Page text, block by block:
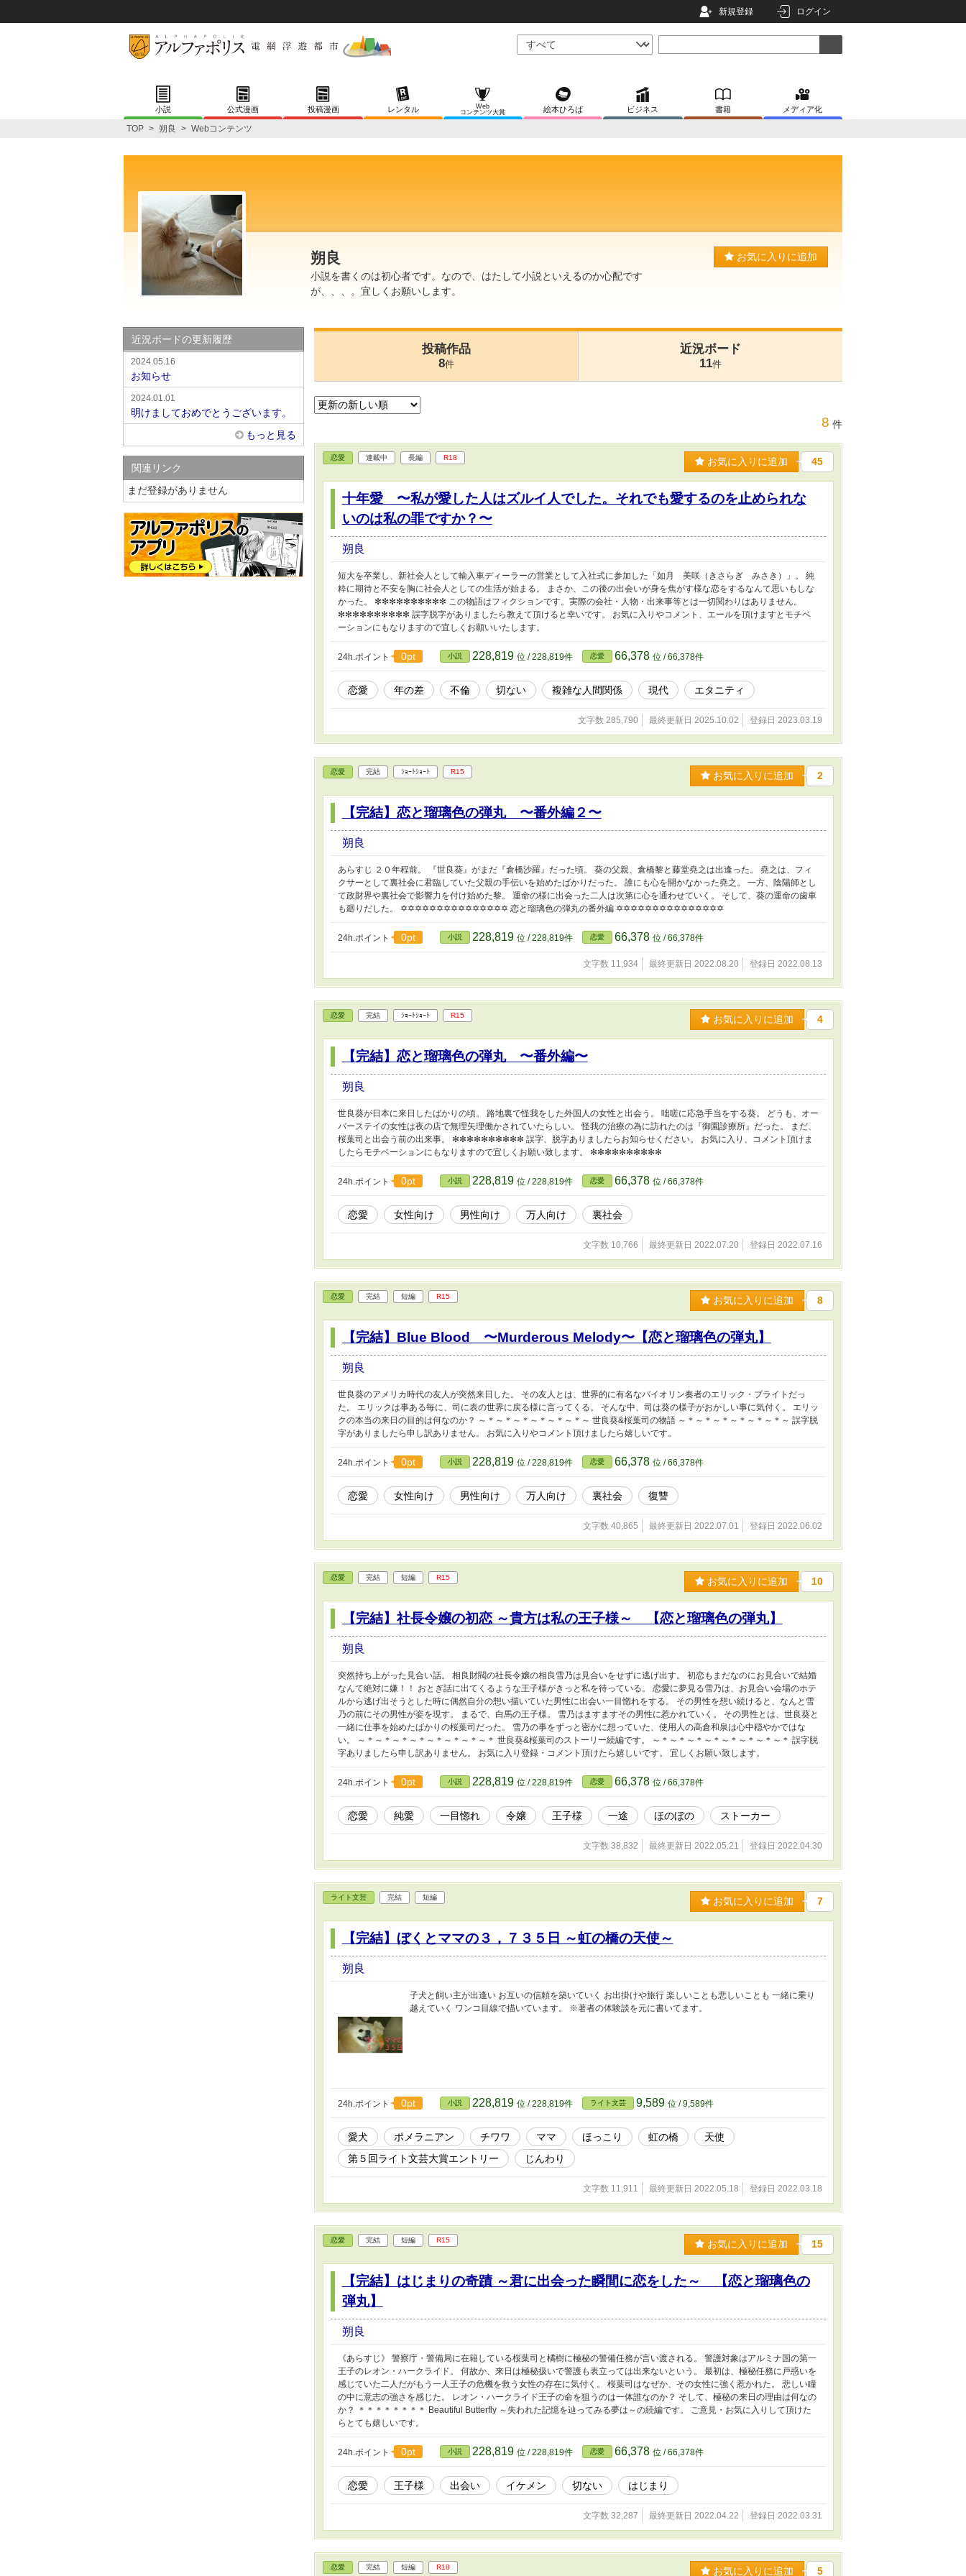
新規登録 ログイン
小説 公式漫画 投稿漫画 レンタル
Web
コンテンツ大賞
絵本ひろば ビジネス 書籍 メディア化
TOP > 朔良 > Webコンテンツ
朔良
小説を書くのは初心者です。なので、はたして小説といえるのか心配です
が、、、。宜しくお願いします。
お気に入りに追加
投稿作品
8件
近況ボード
11件
8 件
恋愛 連載中 長編 R18 お気に入りに追加 45
十年愛 〜私が愛した人はズルイ人でした。それでも愛するのを止められな
いのは私の罪ですか？〜
朔良
短大を卒業し、新社会人として輸入車ディーラーの営業として入社式に参加した「如月 美咲（きさらぎ みさき）」。 純
粋に期待と不安を胸に社会人としての生活が始まる。 まさか、この後の出会いが身を焦がす様な恋をするなんて思いもしな
かった。 ✻✻✻✻✻✻✻✻✻✻ この物語はフィクションです。実際の会社・人物・出来事等とは一切関わりはありません。
✻✻✻✻✻✻✻✻✻✻ 誤字脱字がありましたら教えて頂けると幸いです。 お気に入りやコメント、エールを頂けますとモチベ
ーションにもなりますので宜しくお願いいたします。
24h.ポイント 0pt 小説 228,819 位 / 228,819件 恋愛 66,378 位 / 66,378件
恋愛 年の差 不倫 切ない 複雑な人間関係 現代 エタニティ
文字数 285,790 最終更新日 2025.10.02 登録日 2023.03.19
恋愛 完結 ｼｮｰﾄｼｮｰﾄ R15 お気に入りに追加 2
【完結】恋と瑠璃色の弾丸 〜番外編２〜
朔良
あらすじ ２０年程前。 『世良葵』がまだ『倉橋沙羅』だった頃。 葵の父親、倉橋黎と藤堂堯之は出逢った。 堯之は、フィ
クサーとして裏社会に君臨していた父親の手伝いを始めたばかりだった。 誰にも心を開かなかった堯之。 一方、陰陽師とし
て政財界や裏社会で影響力を付け始めた黎。 運命の様に出会った二人は次第に心を通わせていく。 そして、葵の運命の歯車
も廻りだした。 ✡✡✡✡✡✡✡✡✡✡✡✡✡✡✡ 恋と瑠璃色の弾丸の番外編 ✡✡✡✡✡✡✡✡✡✡✡✡✡✡✡
24h.ポイント 0pt 小説 228,819 位 / 228,819件 恋愛 66,378 位 / 66,378件
文字数 11,934 最終更新日 2022.08.20 登録日 2022.08.13
恋愛 完結 ｼｮｰﾄｼｮｰﾄ R15 お気に入りに追加 4
【完結】恋と瑠璃色の弾丸 〜番外編〜
朔良
世良葵が日本に来日したばかりの頃。 路地裏で怪我をした外国人の女性と出会う。 咄嗟に応急手当をする葵。 どうも、オー
バーステイの女性は夜の店で無理矢理働かされていたらしい。 怪我の治療の為に訪れたのは『御園診療所』だった。 まだ、
桜葉司と出会う前の出来事。 ✻✻✻✻✻✻✻✻✻✻ 誤字、脱字ありましたらお知らせください。 お気に入り、コメント頂けま
したらモチベーションにもなりますので宜しくお願い致します。 ✻✻✻✻✻✻✻✻✻✻
24h.ポイント 0pt 小説 228,819 位 / 228,819件 恋愛 66,378 位 / 66,378件
恋愛 女性向け 男性向け 万人向け 裏社会
文字数 10,766 最終更新日 2022.07.20 登録日 2022.07.16
恋愛 完結 短編 R15 お気に入りに追加 8
【完結】Blue Blood 〜Murderous Melody〜【恋と瑠璃色の弾丸】
朔良
世良葵のアメリカ時代の友人が突然来日した。 その友人とは、世界的に有名なバイオリン奏者のエリック・ブライトだっ
た。 エリックは事ある毎に、司に表の世界に戻る様に言ってくる。 そんな中、司は葵の様子がおかしい事に気付く。 エリッ
クの本当の来日の目的は何なのか？ ～＊～＊～＊～＊～＊～＊～ 世良葵&桜葉司の物語 ～＊～＊～＊～＊～＊～＊～ 誤字脱
字がありましたら申し訳ありません。 お気に入りやコメント頂けましたら嬉しいです。
24h.ポイント 0pt 小説 228,819 位 / 228,819件 恋愛 66,378 位 / 66,378件
恋愛 女性向け 男性向け 万人向け 裏社会 復讐
文字数 40,865 最終更新日 2022.07.01 登録日 2022.06.02
恋愛 完結 短編 R15 お気に入りに追加 10
【完結】社長令嬢の初恋 ～貴方は私の王子様～ 【恋と瑠璃色の弾丸】
朔良
突然持ち上がった見合い話。 相良財閥の社長令嬢の相良雪乃は見合いをせずに逃げ出す。 初恋もまだなのにお見合いで結婚
なんて絶対に嫌！！ おとぎ話に出てくるような王子様がきっと私を待っている。 恋愛に夢見る雪乃は、お見合い会場のホテ
ルから逃げ出そうとした時に偶然自分の想い描いていた男性に出会い一目惚れをする。 その男性を想い続けると、なんと雪
乃の前にその男性が姿を現す。 まるで、白馬の王子様。 雪乃はますますその男性に惹かれていく。 その男性とは、世良葵と
一緒に仕事を始めたばかりの桜葉司だった。 雪乃の事をずっと密かに想っていた、使用人の高倉和泉は心中穏やかではな
い。 ～＊～＊～＊～＊～＊～＊～＊～＊ 世良葵&桜葉司のストーリー続編です。 ～＊～＊～＊～＊～＊～＊～＊～＊ 誤字脱
字ありましたら申し訳ありません。 お気に入り登録・コメント頂けたら嬉しいです。 宜しくお願い致します。
24h.ポイント 0pt 小説 228,819 位 / 228,819件 恋愛 66,378 位 / 66,378件
恋愛 純愛 一目惚れ 令嬢 王子様 一途 ほのぼの ストーカー
文字数 38,832 最終更新日 2022.05.21 登録日 2022.04.30
ライト文芸 完結 短編 お気に入りに追加 7
【完結】ぼくとママの３，７３５日 ～虹の橋の天使～
朔良
子犬と飼い主が出逢い お互いの信頼を築いていく お出掛けや旅行 楽しいことも悲しいことも 一緒に乗り
越えていく ワンコ目線で描いています。 ※著者の体験談を元に書いてます。
24h.ポイント 0pt 小説 228,819 位 / 228,819件 ライト文芸 9,589 位 / 9,589件
愛犬 ポメラニアン チワワ ママ ほっこり 虹の橋
天使
第５回ライト文芸大賞エントリー
じんわり
文字数 11,911 最終更新日 2022.05.18 登録日 2022.03.18
恋愛 完結 短編 R15 お気に入りに追加 15
【完結】はじまりの奇蹟 ～君に出会った瞬間に恋をした～ 【恋と瑠璃色の
弾丸】
朔良
《あらすじ》 警察庁・警備局に在籍している桜葉司と橘樹に極秘の警備任務が言い渡される。 警護対象はアルミナ国の第一
王子のレオン・ハークライド。 何故か、来日は極秘扱いで警護も表立っては出来ないという。 最初は、極秘任務に戸惑いを
感じていた二人だがもう一人王子の危機を救う女性の存在に気付く。 桜葉司はなぜか、その女性に強く惹かれた。 悲しい瞳
の中に意志の強さを感じた。 レオン・ハークライド王子の命を狙うのは一体誰なのか？ そして、極秘の来日の理由は何なの
か？ ＊＊＊＊＊＊＊＊ Beautiful Butterfly ～失われた記憶を辿ってみる夢は～の続編です。 ご意見・お気に入りして頂けた
らとても嬉しいです。
24h.ポイント 0pt 小説 228,819 位 / 228,819件 恋愛 66,378 位 / 66,378件
恋愛 王子様 出会い イケメン 切ない はじまり
文字数 32,287 最終更新日 2022.04.22 登録日 2022.03.31
恋愛 完結 短編 R18 お気に入りに追加 5
近況ボードの更新履歴
2024.05.16
お知らせ
2024.01.01
明けましておめでとうございます。
もっと見る
関連リンク
まだ登録がありません